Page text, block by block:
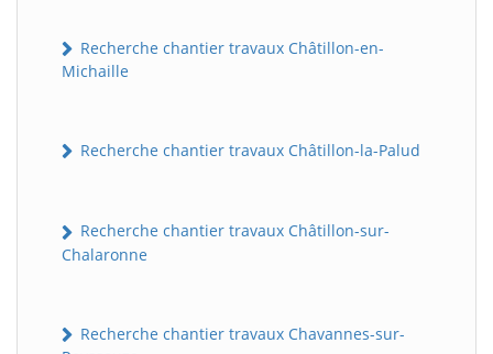
Recherche chantier travaux Châtillon-en-
Michaille
Recherche chantier travaux Châtillon-la-Palud
Recherche chantier travaux Châtillon-sur-
Chalaronne
Recherche chantier travaux Chavannes-sur-